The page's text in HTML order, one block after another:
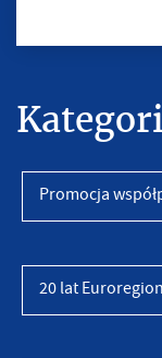
Promocja
20 lat